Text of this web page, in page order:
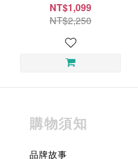
NT$1,099
NT$2,250
購物須知
品牌故事